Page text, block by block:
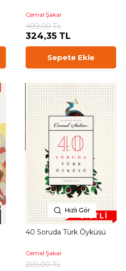
Cemal Şakar
499,00 TL
324,35 TL
Sepete Ekle
Hızlı Gör
40 Soruda Türk Öyküsü
Cemal Şakar
209,00 TL